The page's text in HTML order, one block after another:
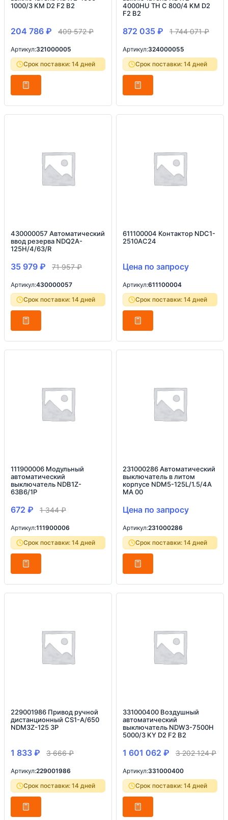
1000/3 KM D2 F2 B2
204 786 ₽ 409 572₽
Артикул:321000005
Срок поставки: 14 дней
4000HU TH C 800/4 KM D2
F2 B2
872 035 ₽ 1 744 071₽
Артикул:324000055
Срок поставки: 14 дней
430000057 Автоматический
ввод резерва NDQ2A-
125H/4/63/R
35 979 ₽ 71 957₽
Артикул:430000057
Срок поставки: 14 дней
611100004 Контактор NDC1-
2510AC24
Цена по запросу
Артикул:611100004
Срок поставки: 14 дней
111900006 Модульный
автоматический
выключатель NDB1Z-
63B6/1P
672 ₽ 1 344₽
Артикул:111900006
Срок поставки: 14 дней
231000286 Автоматический
выключатель в литом
корпусе NDM5-125L/1.5/4A
MA 00
Цена по запросу
Артикул:231000286
Срок поставки: 14 дней
229001986 Привод ручной
дистанционный CS1-A/650
NDM3Z-125 3P
1 833 ₽ 3 666₽
Артикул:229001986
Срок поставки: 14 дней
331000400 Воздушный
автоматический
выключатель NDW3-7500H
5000/3 KY D2 F2 B2
1 601 062 ₽ 3 202 124₽
Артикул:331000400
Срок поставки: 14 дней